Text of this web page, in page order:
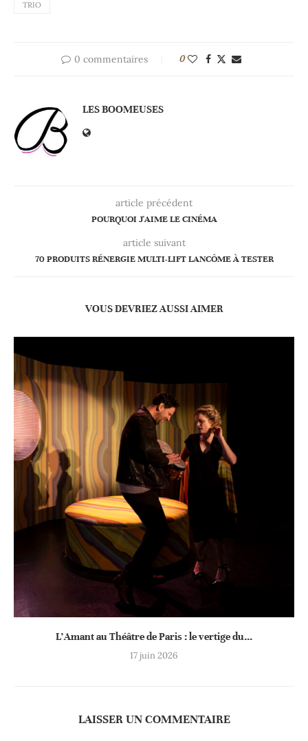
TRIO
0 commentaires 0
LES BOOMEUSES
article précédent
POURQUOI J'AIME LE CINÉMA
article suivant
70 PRODUITS RÉNERGIE MULTI-LIFT LANCÔME À TESTER
VOUS DEVRIEZ AUSSI AIMER
L’Amant au Théâtre de Paris : le vertige du...
17 juin 2026
LAISSER UN COMMENTAIRE